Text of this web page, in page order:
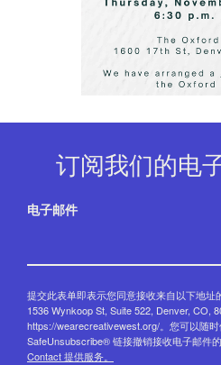
订阅我们的电
电子邮件
提交此表单即表示您同意接收来自以下地址
1536 Wynkoop St, Suite 522, Denver, CO,
https://wearecreativewest.org/。您可以随
SafeUnsubscribe® 链接撤销接收电子邮件的
Contact 提供服务。